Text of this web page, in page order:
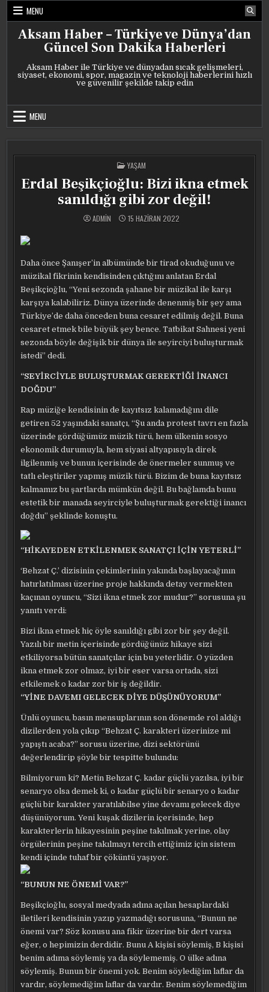
Skip
content
MENU
Aksam Haber – Türkiye ve Dünya’dan
Güncel Son Dakika Haberleri
Aksam Haber ile Türkiye ve dünyadan sıcak gelişmeleri,
siyaset, ekonomi, spor, magazin ve teknoloji haberlerini hızlı
ve güvenilir şekilde takip edin
MENU
POSTED
IN
YAŞAM
Erdal Beşikçioğlu: Bizi ikna etmek
sanıldığı gibi zor değil!
ADMIN 15 HAZIRAN 2022
Daha önce Şanışer’in albümünde bir tirad okuduğunu ve
müzikal fikrinin kendisinden çıktığını anlatan Erdal
Beşikçioğlu, “Yeni sezonda şahane bir müzikal ile karşı
karşıya kalabiliriz. Dünya üzerinde denenmiş bir şey ama
Türkiye’de daha önceden buna cesaret edilmiş değil. Buna
cesaret etmek bile büyük şey bence. Tatbikat Sahnesi yeni
sezonda böyle değişik bir dünya ile seyirciyi buluşturmak
istedi” dedi.
“SEYİRCİYLE BULUŞTURMAK GEREKTİĞİ İNANCI
DOĞDU”
Rap müziğe kendisinin de kayıtsız kalamadığını dile
getiren 52 yaşındaki sanatçı, “Şu anda protest tavrı en fazla
üzerinde gördüğümüz müzik türü, hem ülkenin sosyo
ekonomik durumuyla, hem siyasi altyapısıyla direk
ilgilenmiş ve bunun içerisinde de önermeler sunmuş ve
tatlı eleştiriler yapmış müzik türü. Bizim de buna kayıtsız
kalmamız bu şartlarda mümkün değil. Bu bağlamda bunu
estetik bir manada seyirciyle buluşturmak gerektiği inancı
doğdu” şeklinde konuştu.
“HİKAYEDEN ETKİLENMEK SANATÇI İÇİN YETERLİ”
‘Behzat Ç.’ dizisinin çekimlerinin yakında başlayacağının
hatırlatılması üzerine proje hakkında detay vermekten
kaçınan oyuncu, “Sizi ikna etmek zor mudur?” sorusuna şu
yanıtı verdi:
Bizi ikna etmek hiç öyle sanıldığı gibi zor bir şey değil.
Yazılı bir metin içerisinde gördüğünüz hikaye sizi
etkiliyorsa bütün sanatçılar için bu yeterlidir. O yüzden
ikna etmek zor olmaz, iyi bir eser varsa ortada, sizi
etkilemek o kadar zor bir iş değildir.
“YİNE DAVEMI GELECEK DİYE DÜŞÜNÜYORUM”
Ünlü oyuncu, basın mensuplarının son dönemde rol aldığı
dizilerden yola çıkıp “Behzat Ç. karakteri üzerinize mi
yapıştı acaba?” sorusu üzerine, dizi sektörünü
değerlendirip şöyle bir tespitte bulundu:
Bilmiyorum ki? Metin Behzat Ç. kadar güçlü yazılsa, iyi bir
senaryo olsa demek ki, o kadar güçlü bir senaryo o kadar
güçlü bir karakter yaratılabilse yine devamı gelecek diye
düşünüyorum. Yeni kuşak dizilerin içerisinde, hep
karakterlerin hikayesinin peşine takılmak yerine, olay
örgülerinin peşine takılmayı tercih ettiğimiz için sistem
kendi içinde tuhaf bir çöküntü yaşıyor.
“BUNUN NE ÖNEMİ VAR?”
Beşikçioğlu, sosyal medyada adına açılan hesaplardaki
iletileri kendisinin yazıp yazmadığı sorusuna, “Bunun ne
önemi var? Söz konusu ana fikir üzerine bir dert varsa
eğer, o hepimizin derdidir. Bunu A kişisi söylemiş, B kişisi
benim adıma söylemiş ya da söylememiş. O ülke adına
söylemiş. Bunun bir önemi yok. Benim söylediğim laflar da
vardır, söylemediğim laflar da vardır. Benim söylemediğim